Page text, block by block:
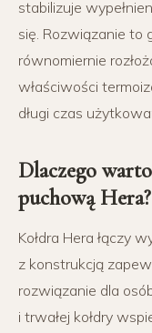
stabilizuje
się. Rozwiązanie to
równomiernie
właściwości
długi czas
Dlaczego
puchową Hera?
Kołdra Hera łączy
z konstrukcją
rozwiązanie dla
i trwałej kołdry